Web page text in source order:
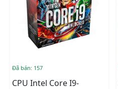
Đã bán: 157
CPU Intel Core I9-